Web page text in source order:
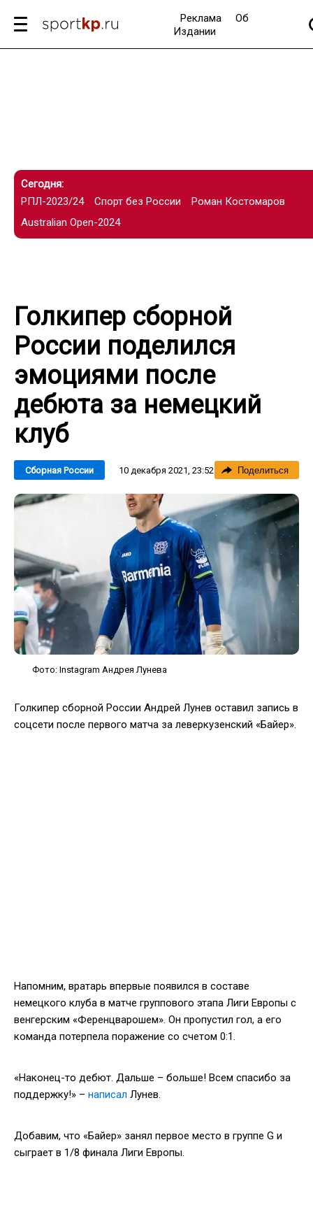
Реклама
Об
Издании
Сегодня:
РПЛ-2023/24
Спорт без России
Роман Костомаров
Australian Open-2024
Голкипер сборной
России поделился
эмоциями после
дебюта за немецкий
клуб
Сборная России 10 декабря 2021, 23:52 Поделиться
Фото: Instagram Андрея Лунева
Голкипер сборной России Андрей Лунев оставил запись в
соцсети после первого матча за леверкузенский «Байер».
Напомним, вратарь впервые появился в составе
немецкого клуба в матче группового этапа Лиги Европы с
венгерским «Ференцварошем». Он пропустил гол, а его
команда потерпела поражение со счетом 0:1.
«Наконец-то дебют. Дальше – больше! Всем спасибо за
поддержку!» – написал Лунев.
Добавим, что «Байер» занял первое место в группе G и
сыграет в 1/8 финала Лиги Европы.